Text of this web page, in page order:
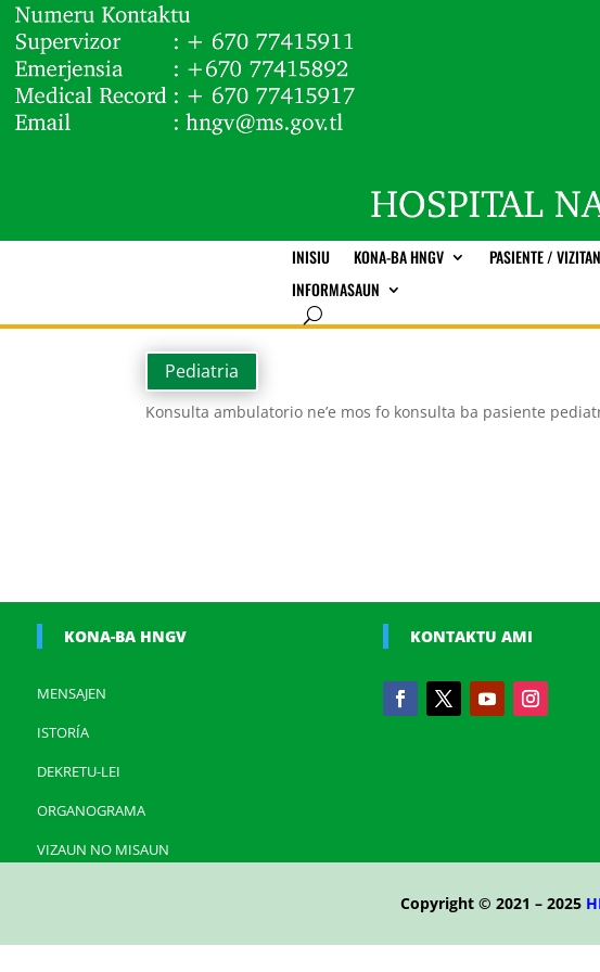
INISIU KONA-BA HNGV PASIENTE /
INFORMASAUN
Pediatria
Konsulta ambulatorio ne’e mos fo konsulta ba pasiente
KONA-BA HNGV
MENSAJEN
ISTORÍA
DEKRETU-LEI
ORGANOGRAMA
VIZAUN NO MISAUN
KONTAKTU AMI
Copyright © 2021 – 2025